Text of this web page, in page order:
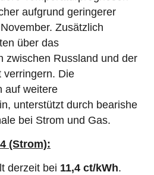
aufgrund geringerer
Zusätzlich
über das
zwischen Russland und der
verringern. Die
auf weitere
unterstützt durch bearishe
bei Strom und Gas.
(Strom):
derzeit bei 11,4 ct/kWh.